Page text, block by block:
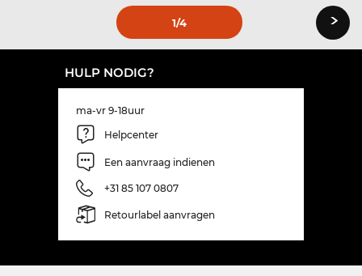
1/4 ›
HULP NODIG?
ma-vr 9-18uur
Helpcenter
Een aanvraag indienen
+31 85 107 0807
Retourlabel aanvragen